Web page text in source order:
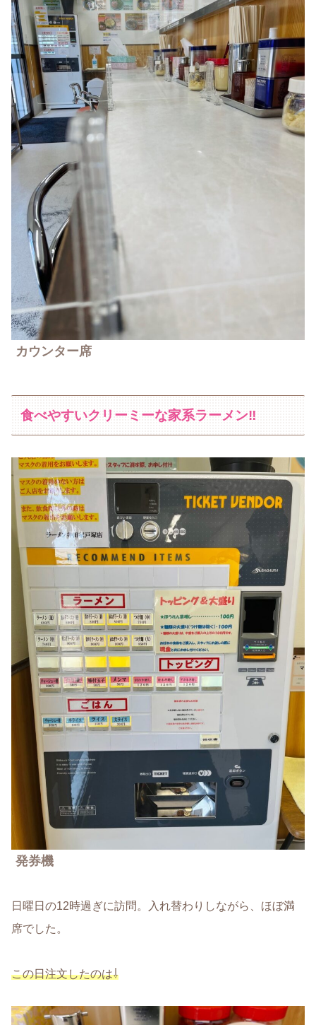
カウンター席
食べやすいクリーミーな家系ラーメン‼
発券機
日曜日の12時過ぎに訪問。入れ替わりしながら、ほぼ満
席でした。
この日注文したのは⇩